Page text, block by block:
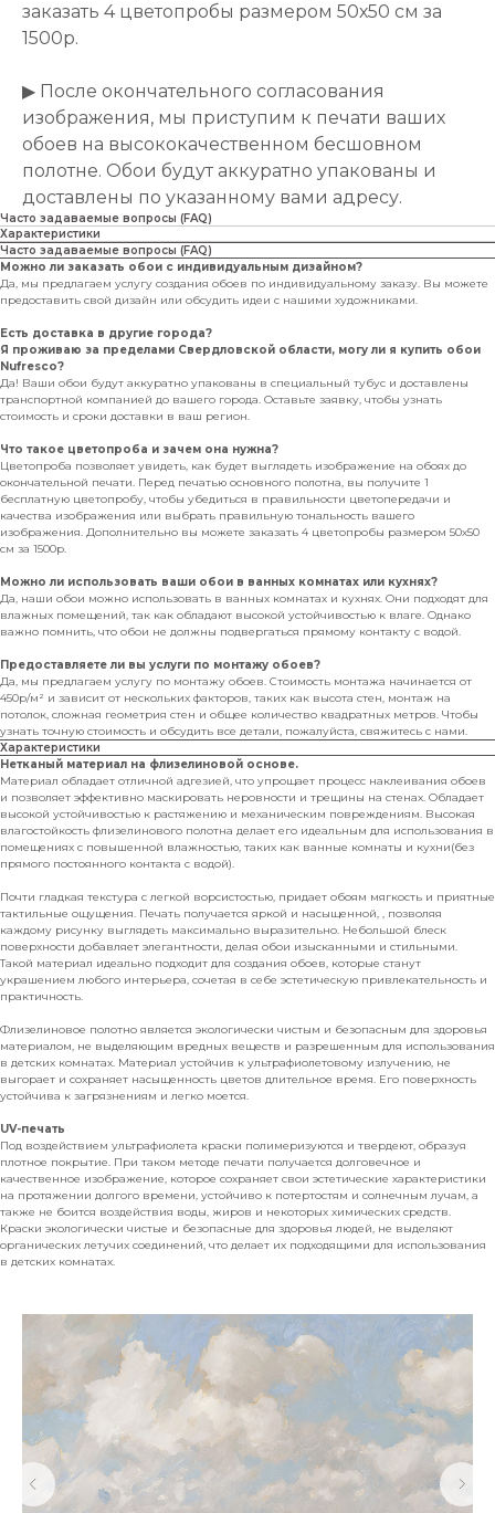
заказать 4 цветопробы размером 50х50 см за
1500р.
▶ После окончательного согласования
изображения, мы приступим к печати ваших
обоев на высококачественном бесшовном
полотне. Обои будут аккуратно упакованы и
доставлены по указанному вами адресу.
Часто задаваемые вопросы (FAQ)
Характеристики
Часто задаваемые вопросы (FAQ)
Можно ли заказать обои с индивидуальным дизайном?
Да, мы предлагаем услугу создания обоев по индивидуальному заказу. Вы можете
предоставить свой дизайн или обсудить идеи с нашими художниками.
Есть доставка в другие города?
Я проживаю за пределами Свердловской области, могу ли я купить обои
Nufresco?
Да! Ваши обои будут аккуратно упакованы в специальный тубус и доставлены
транспортной компанией до вашего города. Оставьте заявку, чтобы узнать
стоимость и сроки доставки в ваш регион.
Что такое цветопроба и зачем она нужна?
Цветопроба позволяет увидеть, как будет выглядеть изображение на обоях до
окончательной печати. Перед печатью основного полотна, вы получите 1
бесплатную цветопробу, чтобы убедиться в правильности цветопередачи и
качества изображения или выбрать правильную тональность вашего
изображения. Дополнительно вы можете заказать 4 цветопробы размером 50х50
см за 1500р.
Можно ли использовать ваши обои в ванных комнатах или кухнях?
Да, наши обои можно использовать в ванных комнатах и кухнях. Они подходят для
влажных помещений, так как обладают высокой устойчивостью к влаге. Однако
важно помнить, что обои не должны подвергаться прямому контакту с водой.
Предоставляете ли вы услуги по монтажу обоев?
Да, мы предлагаем услугу по монтажу обоев. Стоимость монтажа начинается от
450р/м² и зависит от нескольких факторов, таких как высота стен, монтаж на
потолок, сложная геометрия стен и общее количество квадратных метров. Чтобы
узнать точную стоимость и обсудить все детали, пожалуйста, свяжитесь с нами.
Характеристики
Нетканый материал на флизелиновой основе.
Материал обладает отличной адгезией, что упрощает процесс наклеивания обоев
и позволяет эффективно маскировать неровности и трещины на стенах. Обладает
высокой устойчивостью к растяжению и механическим повреждениям. Высокая
влагостойкость флизелинового полотна делает его идеальным для использования в
помещениях с повышенной влажностью, таких как ванные комнаты и кухни(без
прямого постоянного контакта с водой).
Почти гладкая текстура с легкой ворсистостью, придает обоям мягкость и приятные
тактильные ощущения. Печать получается яркой и насыщенной, , позволяя
каждому рисунку выглядеть максимально выразительно. Небольшой блеск
поверхности добавляет элегантности, делая обои изысканными и стильными.
Такой материал идеально подходит для создания обоев, которые станут
украшением любого интерьера, сочетая в себе эстетическую привлекательность и
практичность.
Флизелиновое полотно является экологически чистым и безопасным для здоровья
материалом, не выделяющим вредных веществ и разрешенным для использования
в детских комнатах. Материал устойчив к ультрафиолетовому излучению, не
выгорает и сохраняет насыщенность цветов длительное время. Его поверхность
устойчива к загрязнениям и легко моется.
UV-печать
Под воздействием ультрафиолета краски полимеризуются и твердеют, образуя
плотное покрытие. При таком методе печати получается долговечное и
качественное изображение, которое сохраняет свои эстетические характеристики
на протяжении долгого времени, устойчиво к потертостям и солнечным лучам, а
также не боится воздействия воды, жиров и некоторых химических средств.
Краски экологически чистые и безопасные для здоровья людей, не выделяют
органических летучих соединений, что делает их подходящими для использования
в детских комнатах.